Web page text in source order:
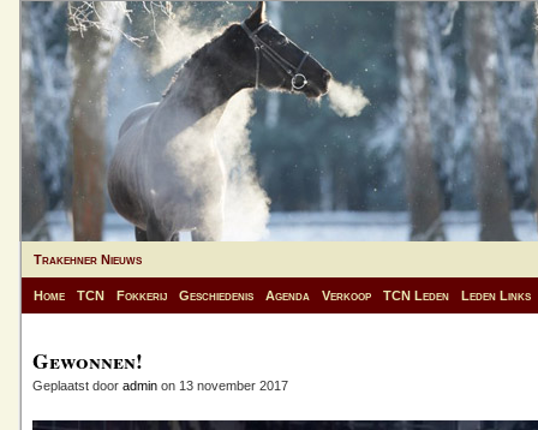
Trakehner Nieuws
Home TCN Fokkerij Geschiedenis Agenda Verkoop TCN Leden Leden Links
Gewonnen!
Geplaatst door admin on 13 november 2017